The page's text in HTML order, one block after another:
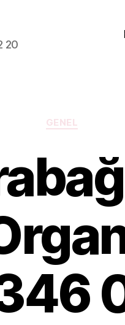
20
Kategoriler
GENEL